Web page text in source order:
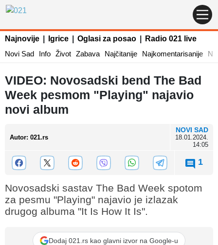
Najnovije Igrice Oglasi za posao
Radio 021 live
Novi Sad
Info Život Zabava Najčitanije Najkomentarisanije
VIDEO: Novosadski bend The Bad
Week pesmom "Playing" najavio
novi album
Autor: 021.rs
NOVI SAD
18.01.2024.
14:05
1
Novosadski sastav The Bad Week spotom
za pesmu "Playing" najavio je izlazak
drugog albuma "It Is How It Is".
Dodaj 021.rs kao glavni izvor na Google-u